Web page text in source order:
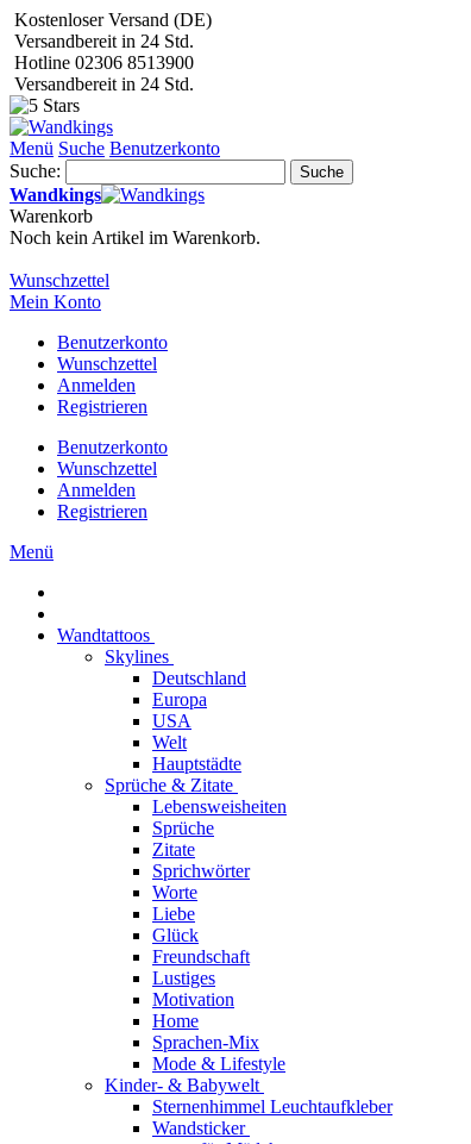
Kostenloser Versand (DE)
Versandbereit in 24 Std.
Hotline 02306 8513900
Versandbereit in 24 Std.
Menü Suche Benutzerkonto
Suche:
Suche
Wandkings
Warenkorb
Noch kein Artikel im Warenkorb.
Wunschzettel
Mein Konto
Benutzerkonto
Wunschzettel
Anmelden
Registrieren
Benutzerkonto
Wunschzettel
Anmelden
Registrieren
Menü
Wandtattoos
Skylines
Deutschland
Europa
USA
Welt
Hauptstädte
Sprüche & Zitate
Lebensweisheiten
Sprüche
Zitate
Sprichwörter
Worte
Liebe
Glück
Freundschaft
Lustiges
Motivation
Home
Sprachen-Mix
Mode & Lifestyle
Kinder- & Babywelt
Sternenhimmel Leuchtaufkleber
Wandsticker